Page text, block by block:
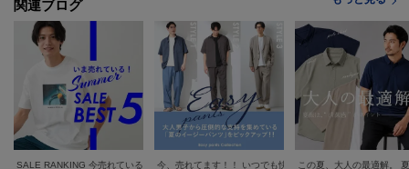
※シングル（メンズ）仕上げの場合、製品寸法より－9cmから加工可
※ダブル仕上げの場合、製品寸法より－11cmから加工可
加工方法は商品よって異なりますので入力画面でご確認ください。
モデル情報：身長185cm B81 W68 H90 着用サイズ：03（L）
関連ブログ
SALE RANKING 今売れているアイテムをチェック！！
今、売れてます！！ いつでも快適、夏のイージーパンツ特集
この夏、大人の最適解。